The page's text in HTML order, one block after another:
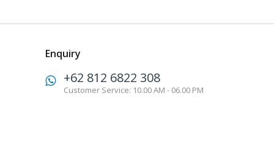
Enquiry
+62 812 6822 308
Customer Service: 10.00 AM - 06.00 PM